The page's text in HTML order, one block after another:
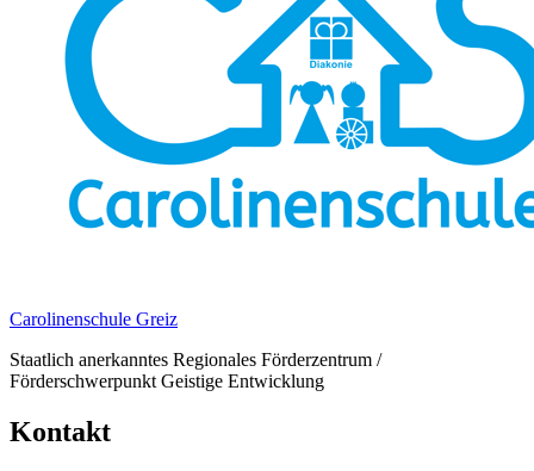
Carolinenschule Greiz
Staatlich anerkanntes Regionales Förderzentrum /
Förderschwerpunkt Geistige Entwicklung
Kontakt